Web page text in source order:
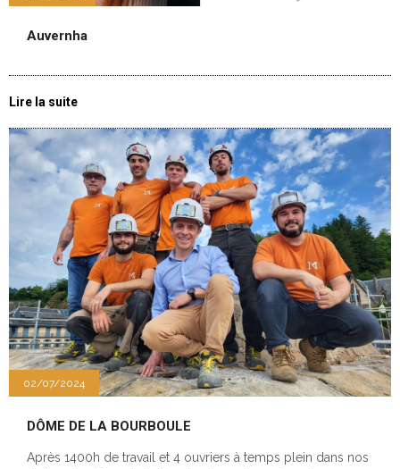
Auvernha
Lire la suite
02/07/2024
DÔME DE LA BOURBOULE
Après 1400h de travail et 4 ouvriers à temps plein dans nos